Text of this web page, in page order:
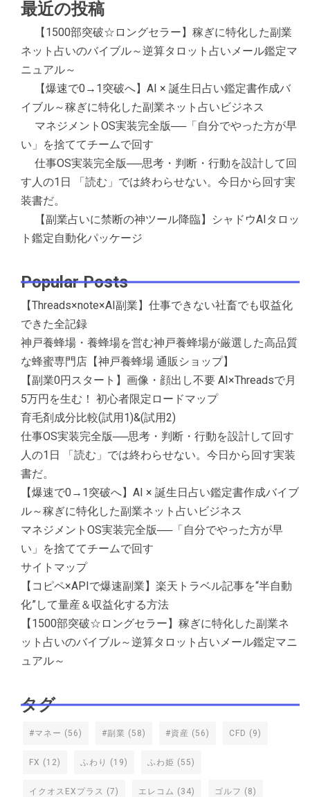
最近の投稿
【1500部突破☆ロングセラー】稼ぎに特化した副業
ネット占いのバイブル～逆算タロット占いメール鑑定マ
ニュアル～
【爆速で0→1突破へ】AI × 誕生日占い鑑定書作成バ
イブル～稼ぎに特化した副業ネット占いビジネス
マネジメントOS実装完全版──「自分でやった方が早
い」を捨ててチームで回す
仕事OS実装完全版──思考・判断・行動を設計して回
す人の1日 「読む」では終わらせない。今日から回す実
装書だ。
【副業占いに禁断の神ツール降臨】シャドウAIタロッ
ト鑑定自動化パッケージ
Popular Posts
【Threads×note×AI副業】仕事できない社畜でも収益化
できた全記録
神戸養蜂場・養蜂場を営む神戸養蜂場が厳選した高品質
な蜂蜜専門店【神戸養蜂場 通販ショップ】
【副業0円スタート】画像・顔出し不要 AI×Threadsで月
5万円を生む！ 初心者限定ロードマップ
育毛剤成分比較(試用1)&(試用2)
仕事OS実装完全版──思考・判断・行動を設計して回す
人の1日 「読む」では終わらせない。今日から回す実装
書だ。
【爆速で0→1突破へ】AI × 誕生日占い鑑定書作成バイブ
ル～稼ぎに特化した副業ネット占いビジネス
マネジメントOS実装完全版──「自分でやった方が早
い」を捨ててチームで回す
サイトマップ
【コピペ×APIで爆速副業】楽天トラベル記事を“半自動
化”して量産＆収益化する方法
【1500部突破☆ロングセラー】稼ぎに特化した副業ネ
ット占いのバイブル～逆算タロット占いメール鑑定マニ
ュアル～
タグ
#マネー (56) #副業 (58) #資産 (56) CFD (9)
FX (12) ふわり (19) ふわ姫 (55)
イクオスEXプラス (7) エレコム (34) ゴルフ (8)